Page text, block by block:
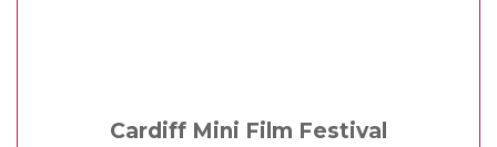
Cardiff Mini Film Festival